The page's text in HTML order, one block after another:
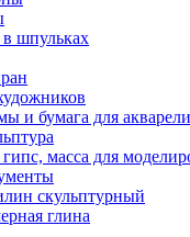
шпульках
и бумага для
масса для
скульптурный
глина